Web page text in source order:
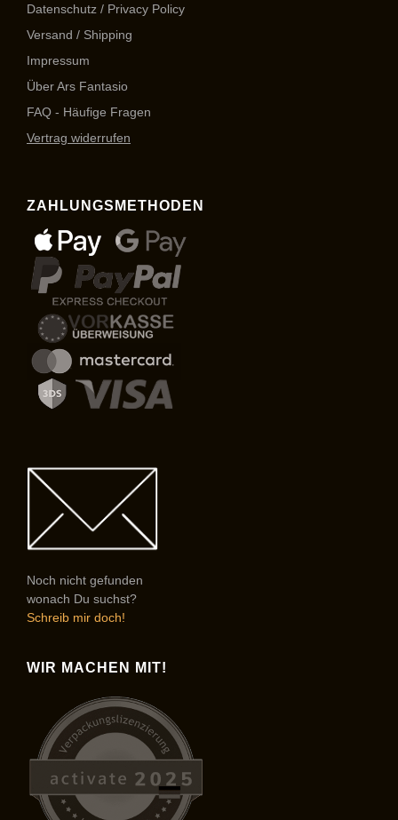
Datenschutz / Privacy Policy
Versand / Shipping
Impressum
Über Ars Fantasio
FAQ - Häufige Fragen
Vertrag widerrufen
ZAHLUNGSMETHODEN
Noch nicht gefunden
wonach Du suchst?
Schreib mir doch!
WIR MACHEN MIT!